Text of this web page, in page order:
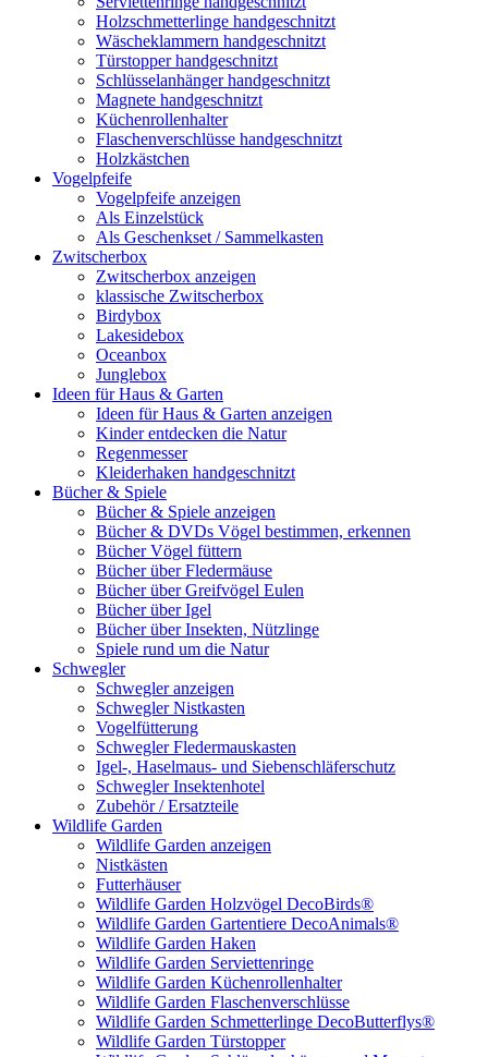
Holzschmetterlinge handgeschnitzt
Wäscheklammern handgeschnitzt
Türstopper handgeschnitzt
Schlüsselanhänger handgeschnitzt
Magnete handgeschnitzt
Küchenrollenhalter
Flaschenverschlüsse handgeschnitzt
Holzkästchen
Vogelpfeife
Vogelpfeife anzeigen
Als Einzelstück
Als Geschenkset / Sammelkasten
Zwitscherbox
Zwitscherbox anzeigen
klassische Zwitscherbox
Birdybox
Lakesidebox
Oceanbox
Junglebox
Ideen für Haus & Garten
Ideen für Haus & Garten anzeigen
Kinder entdecken die Natur
Regenmesser
Kleiderhaken handgeschnitzt
Bücher & Spiele
Bücher & Spiele anzeigen
Bücher & DVDs Vögel bestimmen, erkennen
Bücher Vögel füttern
Bücher über Fledermäuse
Bücher über Greifvögel Eulen
Bücher über Igel
Bücher über Insekten, Nützlinge
Spiele rund um die Natur
Schwegler
Schwegler anzeigen
Schwegler Nistkasten
Vogelfütterung
Schwegler Fledermauskasten
Igel-, Haselmaus- und Siebenschläferschutz
Schwegler Insektenhotel
Zubehör / Ersatzteile
Wildlife Garden
Wildlife Garden anzeigen
Nistkästen
Futterhäuser
Wildlife Garden Holzvögel DecoBirds®
Wildlife Garden Gartentiere DecoAnimals®
Wildlife Garden Haken
Wildlife Garden Serviettenringe
Wildlife Garden Küchenrollenhalter
Wildlife Garden Flaschenverschlüsse
Wildlife Garden Schmetterlinge DecoButterflys®
Wildlife Garden Türstopper